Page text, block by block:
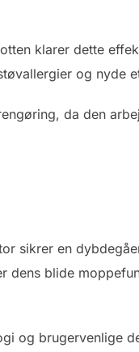
klarer dette
og nyde
da den
sikrer en
dens blide
og brugervenlige